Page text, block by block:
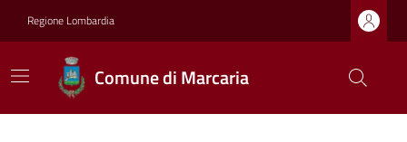
Regione Lombardia
Comune di Marcaria